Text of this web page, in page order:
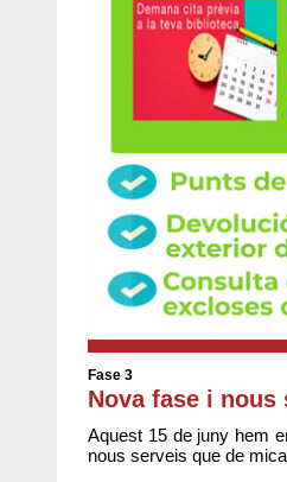
Fase 3
Nova fase i nous
Aquest 15 de juny hem
nous serveis que de